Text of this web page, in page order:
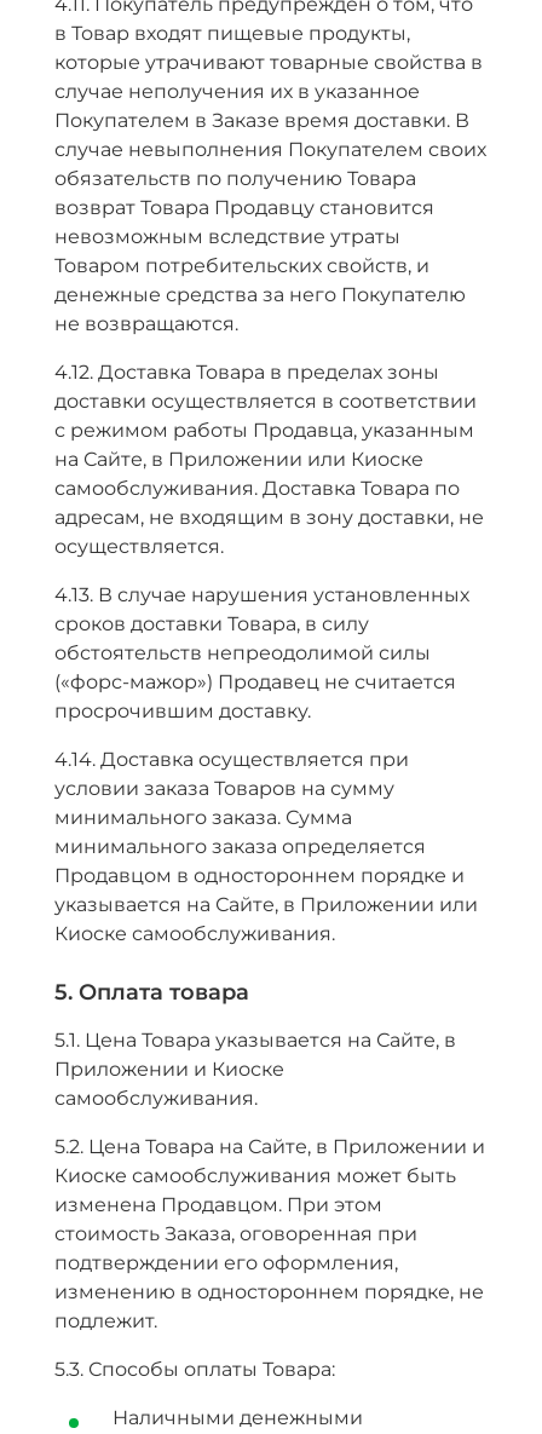
в Товар входят пищевые продукты,
которые утрачивают товарные свойства в
случае неполучения их в указанное
Покупателем в Заказе время доставки. В
случае невыполнения Покупателем своих
обязательств по получению Товара
возврат Товара Продавцу становится
невозможным вследствие утраты
Товаром потребительских свойств, и
денежные средства за него Покупателю
не возвращаются.
4.12. Доставка Товара в пределах зоны
доставки осуществляется в соответствии
с режимом работы Продавца, указанным
на Сайте, в Приложении или Киоске
самообслуживания. Доставка Товара по
адресам, не входящим в зону доставки, не
осуществляется.
4.13. В случае нарушения установленных
сроков доставки Товара, в силу
обстоятельств непреодолимой силы
(«форс-мажор») Продавец не считается
просрочившим доставку.
4.14. Доставка осуществляется при
условии заказа Товаров на сумму
минимального заказа. Сумма
минимального заказа определяется
Продавцом в одностороннем порядке и
указывается на Сайте, в Приложении или
Киоске самообслуживания.
5. Оплата товара
5.1. Цена Товара указывается на Сайте, в
Приложении и Киоске
самообслуживания.
5.2. Цена Товара на Сайте, в Приложении и
Киоске самообслуживания может быть
изменена Продавцом. При этом
стоимость Заказа, оговоренная при
подтверждении его оформления,
изменению в одностороннем порядке, не
подлежит.
5.3. Способы оплаты Товара:
Наличными денежными